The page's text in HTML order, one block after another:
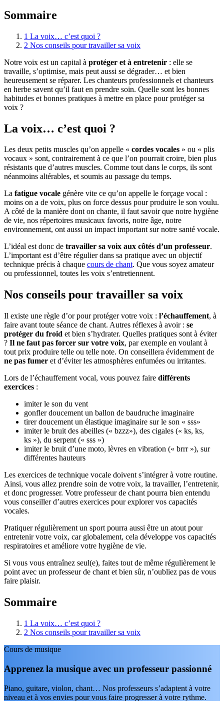
Sommaire
1 La voix… c’est quoi ?
2 Nos conseils pour travailler sa voix
Notre voix est un capital à protéger et à entretenir : elle se
travaille, s’optimise, mais peut aussi se dégrader… et bien
heureusement se réparer. Les chanteurs professionnels et chanteurs
en herbe savent qu’il faut en prendre soin. Quelle sont les bonnes
habitudes et bonnes pratiques à mettre en place pour protéger sa
voix ?
La voix… c’est quoi ?
Les deux petits muscles qu’on appelle « cordes vocales » ou « plis
vocaux » sont, contrairement à ce que l’on pourrait croire, bien plus
résistants que d’autres muscles. Comme tout dans le corps, ils sont
néanmoins altérables, et soumis au passage du temps.
La fatigue vocale génère vite ce qu’on appelle le forçage vocal :
moins on a de voix, plus on force dessus pour produire le son voulu.
A côté de la manière dont on chante, il faut savoir que notre hygiène
de vie, nos répertoires musicaux favoris, notre âge, notre
environnement, ont aussi un impact important sur notre santé vocale.
L’idéal est donc de travailler sa voix aux côtés d’un professeur.
L’important est d’être régulier dans sa pratique avec un objectif
technique précis à chaque cours de chant. Que vous soyez amateur
ou professionnel, toutes les voix s’entretiennent.
Nos conseils pour travailler sa voix
Il existe une règle d’or pour protéger votre voix : l’échauffement, à
faire avant toute séance de chant. Autres réflexes à avoir : se
protéger du froid et bien s’hydrater. Quelles pratiques sont à éviter
? Il ne faut pas forcer sur votre voix, par exemple en voulant à
tout prix produire telle ou telle note. On conseillera évidemment de
ne pas fumer et d’éviter les atmosphères enfumées ou irritantes.
Lors de l’échauffement vocal, vous pouvez faire différents
exercices :
imiter le son du vent
gonfler doucement un ballon de baudruche imaginaire
tirer doucement un élastique imaginaire sur le son « sss»
imiter le bruit des abeilles (« bzzz»), des cigales (« ks, ks,
ks »), du serpent (« sss »)
imiter le bruit d’une moto, lèvres en vibration (« brrr »), sur
différentes hauteurs
Les exercices de technique vocale doivent s’intégrer à votre routine.
Ainsi, vous allez prendre soin de votre voix, la travailler, l’entretenir,
et donc progresser. Votre professeur de chant pourra bien entendu
vous conseiller d’autres exercices pour explorer vos capacités
vocales.
Pratiquer régulièrement un sport pourra aussi être un atout pour
entretenir votre voix, car globalement, cela développe vos capacités
respiratoires et améliore votre hygiène de vie.
Si vous vous entraînez seul(e), faites tout de même régulièrement le
point avec un professeur de chant et bien sûr, n’oubliez pas de vous
faire plaisir.
Sommaire
1 La voix… c’est quoi ?
2 Nos conseils pour travailler sa voix
Cours de musique
Apprenez la musique avec un professeur passionné
Piano, guitare, violon, chant… Nos professeurs s’adaptent à votre
niveau et à vos envies pour vous faire progresser à votre rythme.